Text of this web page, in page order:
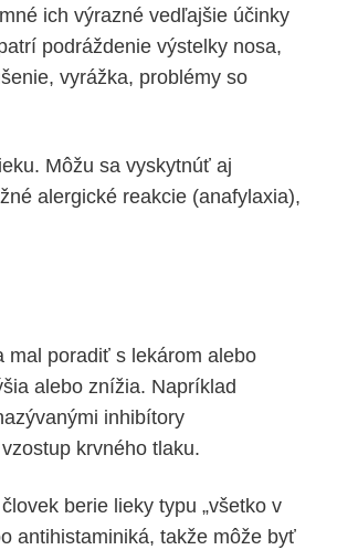
ich výrazné vedľajšie účinky
podráždenie výstelky nosa,
vyrážka, problémy so
Môžu sa vyskytnúť aj
alergické reakcie (anafylaxia),
mal poradiť s lekárom alebo
alebo znížia. Napríklad
inhibítory
krvného tlaku.
berie lieky typu „všetko v
antihistaminiká, takže môže byť